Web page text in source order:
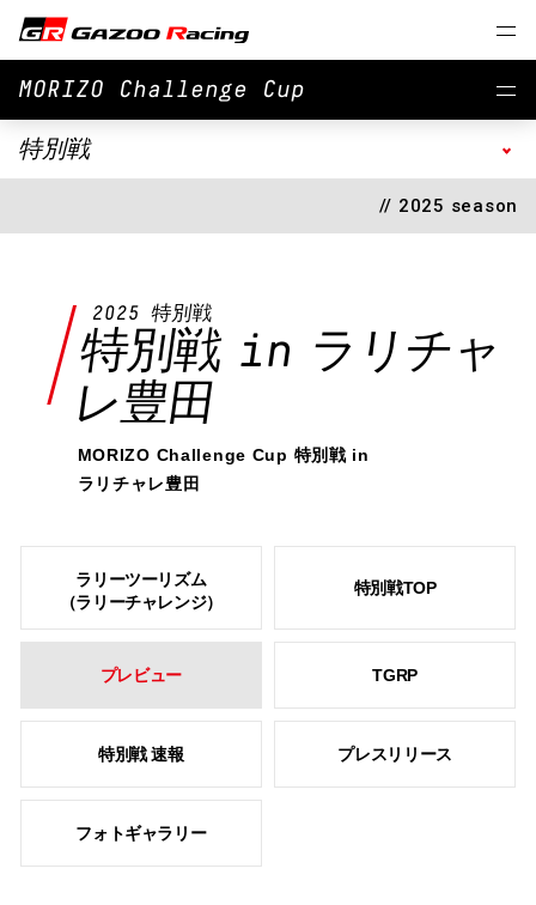
MORIZO Challenge Cup
// 2025 season
特別戦
2025 特別戦
特別戦 in ラリチャ
レ豊田
MORIZO Challenge Cup 特別戦 in
ラリチャレ豊田
ラリーツーリズム
（ラリーチャレンジ）
特別戦TOP
プレビュー TGRP
特別戦 速報 プレスリリース
フォトギャラリー